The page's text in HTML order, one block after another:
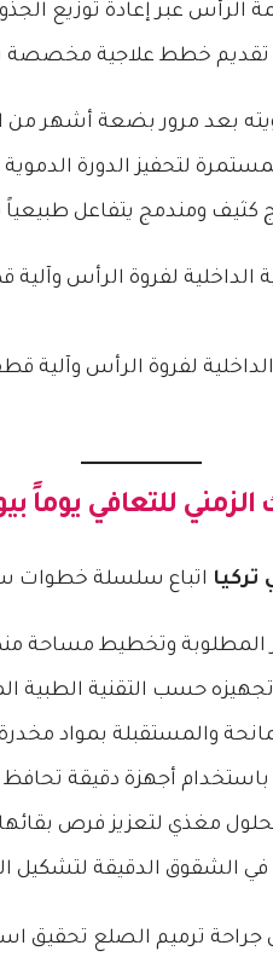
الرأس عبر إعادة توزيع
تقديم خطط علاجية مخصصة
بعد مرور بضعة أشهر من
لتحفيز الدورة
كثيف ومندمج يتفاعل طبيعياً
لفروة الرأس وآلية
للتعافي يوماً
اتباع سلسلة خطوات
المطلوبة وتخطيط مساحة
حسب التقنية الطبية
والمستقبلة بمواد
أجهزة دقيقة تحافظ
مغذي لتعزيز فرص
الشقوق الدقيقة لتشكيل
جراحة ترميم الصلع تحقيق